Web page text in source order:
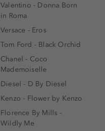
Valentino - Donna Born
in Roma
Versace - Eros
Tom Ford - Black Orchid
Chanel - Coco
Mademoiselle
Diesel - D By Diesel
Kenzo - Flower by Kenzo
Florence By Mills -
Wildly Me